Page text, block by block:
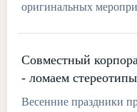
оригинальных
Совместный
- ломаем стереотипы
Весенние праздники